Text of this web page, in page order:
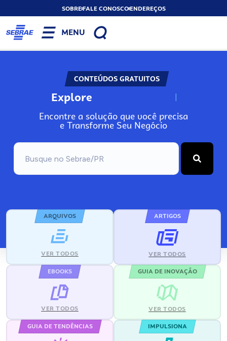
SOBREFALE CONOSCOENDEREÇOS
MENU
CONTEÚDOS GRATUITOS
Explore N
Encontre a solução que você precisa
e Transforme Seu Negócio
ARQUIVOS
VER TODOS
ARTIGOS
VER TODOS
EBOOKS
VER TODOS
GUIA DE INOVAÇÃO
VER TODOS
GUIA DE TENDÊNCIAS IMPULSIONA